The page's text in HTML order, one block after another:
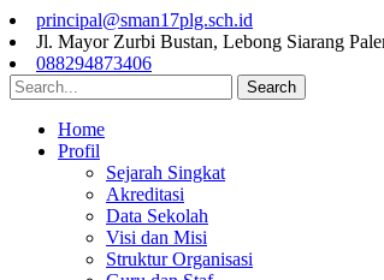
principal@sman17plg.sch.id
Jl. Mayor Zurbi Bustan, Lebong Siarang
088294873406
Search
Home
Profil
Sejarah Singkat
Akreditasi
Data Sekolah
Visi dan Misi
Struktur Organisasi